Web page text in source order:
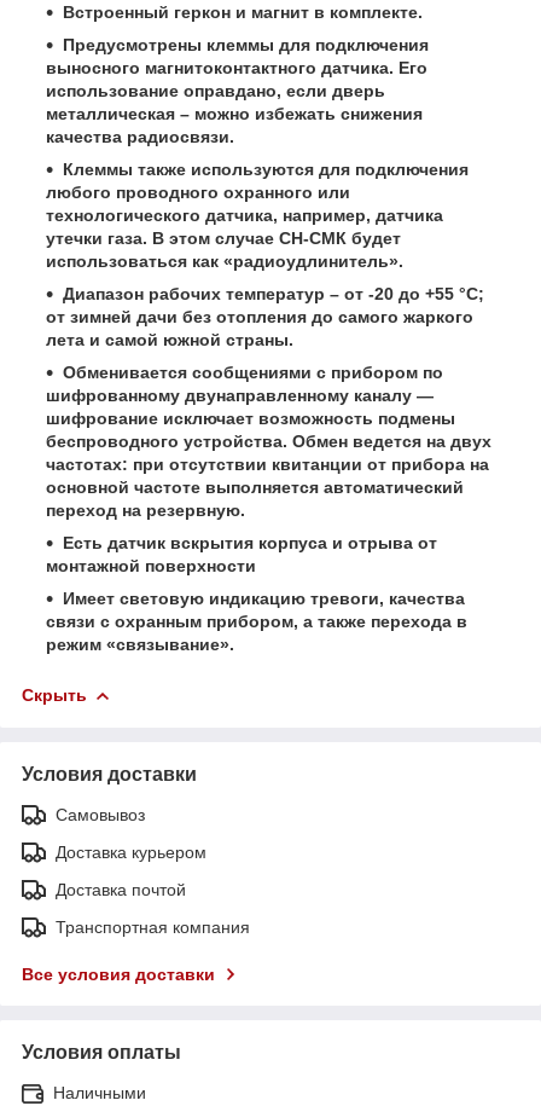
Встроенный геркон и магнит в комплекте.
Предусмотрены клеммы для подключения
выносного магнитоконтактного датчика. Его
использование оправдано, если дверь
металлическая – можно избежать снижения
качества радиосвязи.
Клеммы также используются для подключения
любого проводного охранного или
технологического датчика, например, датчика
утечки газа. В этом случае СН-СМК будет
использоваться как «радиоудлинитель».
Диапазон рабочих температур – от -20 до +55 °С;
от зимней дачи без отопления до самого жаркого
лета и самой южной страны.
Обменивается сообщениями с прибором по
шифрованному двунаправленному каналу —
шифрование исключает возможность подмены
беспроводного устройства. Обмен ведется на двух
частотах: при отсутствии квитанции от прибора на
основной частоте выполняется автоматический
переход на резервную.
Есть датчик вскрытия корпуса и отрыва от
монтажной поверхности
Имеет световую индикацию тревоги, качества
связи с охранным прибором, а также перехода в
режим «связывание».
Скрыть
Условия доставки
Самовывоз
Доставка курьером
Доставка почтой
Транспортная компания
Все условия доставки
Условия оплаты
Наличными